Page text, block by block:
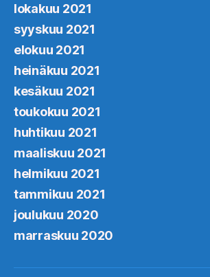
lokakuu 2021
syyskuu 2021
elokuu 2021
heinäkuu 2021
kesäkuu 2021
toukokuu 2021
huhtikuu 2021
maaliskuu 2021
helmikuu 2021
tammikuu 2021
joulukuu 2020
marraskuu 2020